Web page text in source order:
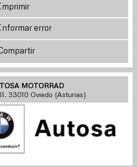
error
MOTORRAD
33010 Oviedo (Asturias)